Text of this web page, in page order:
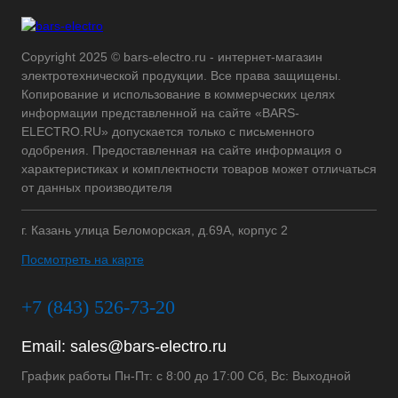
Copyright 2025 © bars-electro.ru - интернет-магазин
электротехнической продукции. Все права защищены.
Копирование и использование в коммерческих целях
информации представленной на сайте «BARS-
ELECTRO.RU» допускается только с письменного
одобрения. Предоставленная на сайте информация о
характеристиках и комплектности товаров может отличаться
от данных производителя
г. Казань улица Беломорская, д.69А, корпус 2
Посмотреть на карте
+7 (843) 526-73-20
Email: sales@bars-electro.ru
График работы Пн-Пт: с 8:00 до 17:00 Сб, Вс: Выходной